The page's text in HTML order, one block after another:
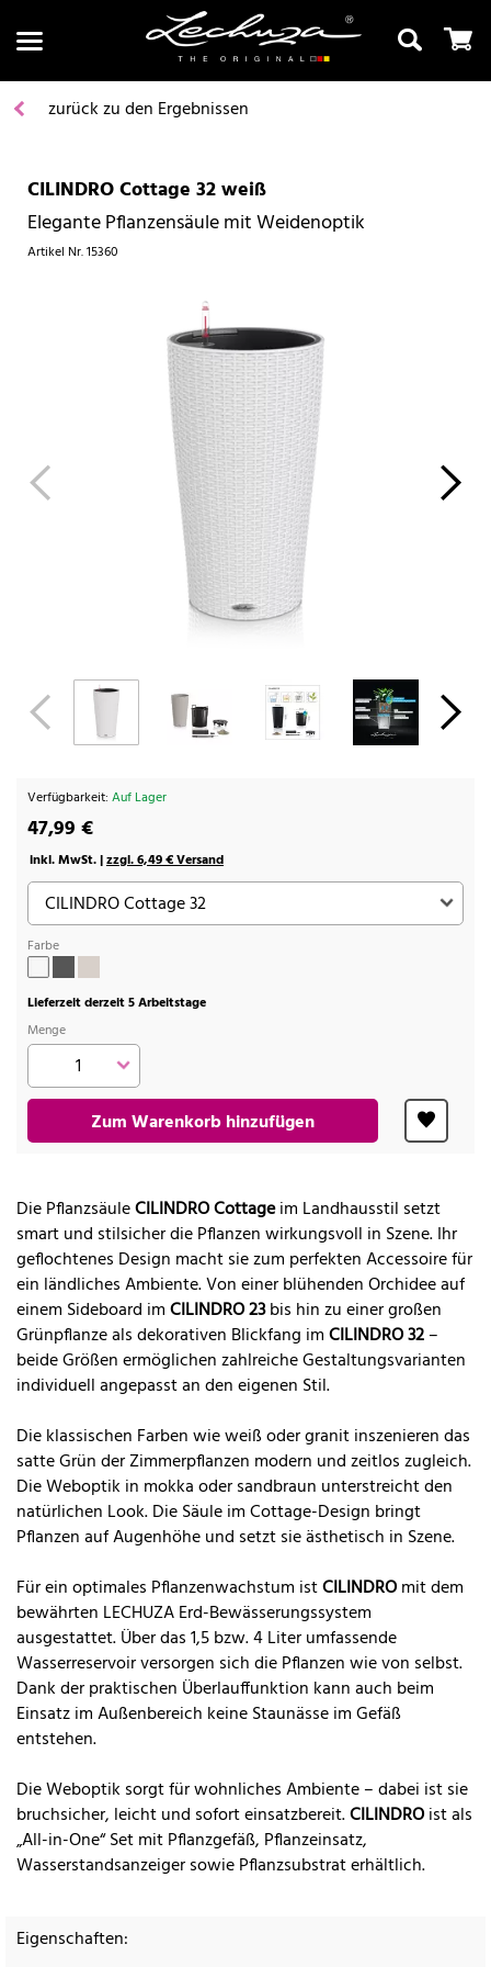
Suchen
zurück zu den Ergebnissen
CILINDRO Cottage 32 weiß
Elegante Pflanzensäule mit Weidenoptik
Artikel Nr.15360
Verfügbarkeit: Auf Lager
47,99 €
inkl. MwSt. |zzgl. 6,49 € Versand
Farbe
Lieferzeit derzeit 5 Arbeitstage
Menge
Zum Warenkorb hinzufügen
Die PflanzsäuleCILINDRO Cottageim Landhausstil setzt
smart und stilsicher die Pflanzen wirkungsvoll in Szene. Ihr
geflochtenes Design macht sie zum perfekten Accessoire für
ein ländliches Ambiente. Von einer blühenden Orchidee auf
einem Sideboard imCILINDRO 23bis hin zu einer großen
Grünpflanze als dekorativen Blickfang imCILINDRO 32–
beide Größen ermöglichen zahlreiche Gestaltungsvarianten
individuell angepasst an den eigenen Stil.
Die klassischen Farben wie weiß oder granit inszenieren das
satte Grün der Zimmerpflanzen modern und zeitlos zugleich.
Die Weboptik in mokka oder sandbraun unterstreicht den
natürlichen Look. Die Säule im Cottage-Design bringt
Pflanzen auf Augenhöhe und setzt sie ästhetisch in Szene.
Für ein optimales Pflanzenwachstum istCILINDROmit dem
bewährten LECHUZA Erd-Bewässerungssystem
ausgestattet. Über das 1,5 bzw. 4 Liter umfassende
Wasserreservoir versorgen sich die Pflanzen wie von selbst.
Dank der praktischen Überlauffunktion kann auch beim
Einsatz im Außenbereich keine Staunässe im Gefäß
entstehen.
Die Weboptik sorgt für wohnliches Ambiente – dabei ist sie
bruchsicher, leicht und sofort einsatzbereit.CILINDROist als
„All-in-One“ Set mit Pflanzgefäß, Pflanzeinsatz,
Wasserstandsanzeiger sowie Pflanzsubstrat erhältlich.
Eigenschaften: